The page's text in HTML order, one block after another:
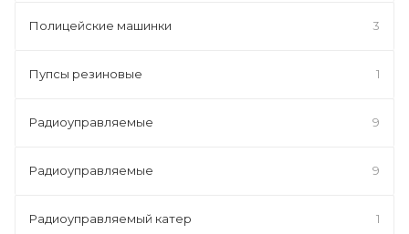
Полицейские машинки 3
Пупсы резиновые 1
Радиоуправляемые 9
Радиоуправляемые 9
Радиоуправляемый катер 1